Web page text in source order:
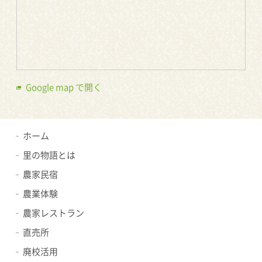
Google map で開く
ホーム
里の物語とは
農家民宿
農業体験
農家レストラン
直売所
廃校活用